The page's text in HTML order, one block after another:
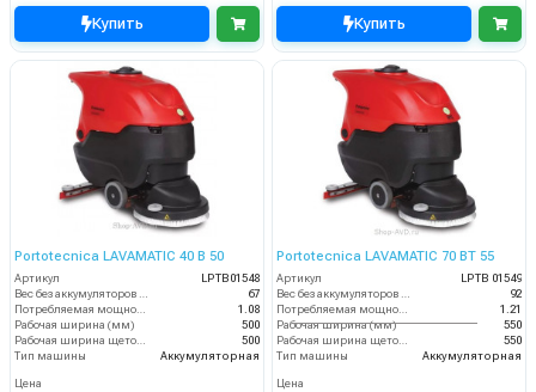
Купить Купить
Portotecnica LAVAMATIC 40 B 50
Артикул
LPTB01548
Вес без аккумуляторов (кг)
67
Потребляемая мощность (кВт)
1.08
Рабочая ширина (мм)
500
Рабочая ширина щеток (мм)
500
Тип машины
Аккумуляторная
Цена
Portotecnica LAVAMATIC 70 BT 55
Артикул
LPTB 01549
Вес без аккумуляторов (кг)
92
Потребляемая мощность (кВт)
1.21
Рабочая ширина (мм)
550
Рабочая ширина щеток (мм)
550
Тип машины
Аккумуляторная
Цена